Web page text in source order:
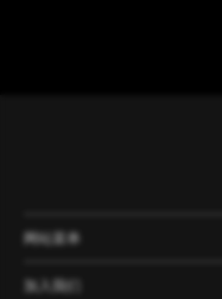
网站菜单
产品
公司
资讯
案例
加入我们